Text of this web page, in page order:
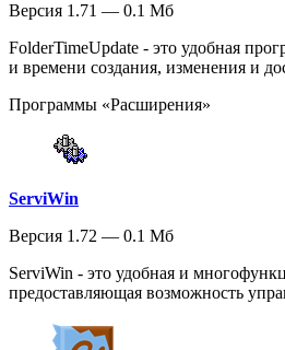
Версия 1.71 — 0.1 Мб
FolderTimeUpdate - это удобная
и времени создания, изменения и
Программы «Расширения»
ServiWin
Версия 1.72 — 0.1 Мб
ServiWin - это удобная и
предоставляющая возможность